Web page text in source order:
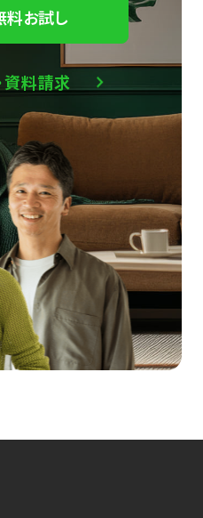
料お試し
資料請求